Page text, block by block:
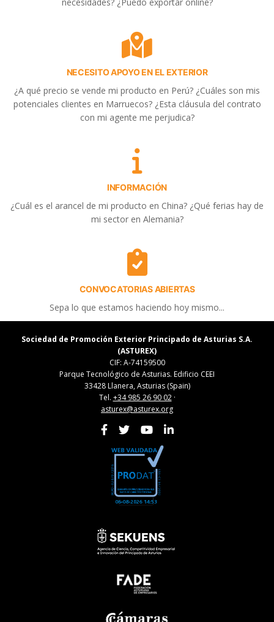
NECESITO APOYO EN EL EXTERIOR
¿A qué precio se vende mi producto en Perú? ¿Cuáles son mis
potenciales clientes en Marruecos? ¿Esta cláusula del contrato
con mi agente me perjudica?
INFORMACIÓN
¿Cuál es el arancel de mi producto en China? ¿Qué ferias hay de
mi sector en Alemania?
CONVOCATORIAS ABIERTAS
Sepa lo que estamos haciendo hoy mismo...
Sociedad de Promoción Exterior Principado de Asturias S.A.
(ASTUREX)
CIF: A-74159500
Parque Tecnológico de Asturias. Edificio CEEI
33428 Llanera, Asturias (Spain)
Tel. +34 985 26 90 02·
asturex@asturex.org